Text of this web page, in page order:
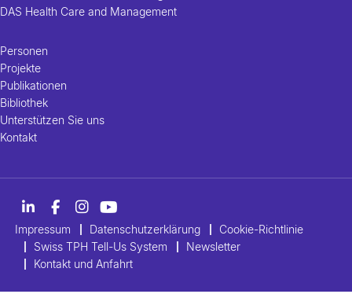
DAS Health Care and Management
Personen
Projekte
Publikationen
Bibliothek
Unterstützen Sie uns
Kontakt
Impressum Datenschutzerklärung
Cookie-Richtlinie
Swiss TPH Tell-Us System
Newsletter
Kontakt und Anfahrt